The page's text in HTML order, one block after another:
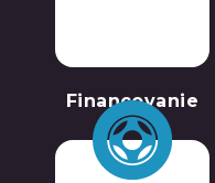
Financovanie